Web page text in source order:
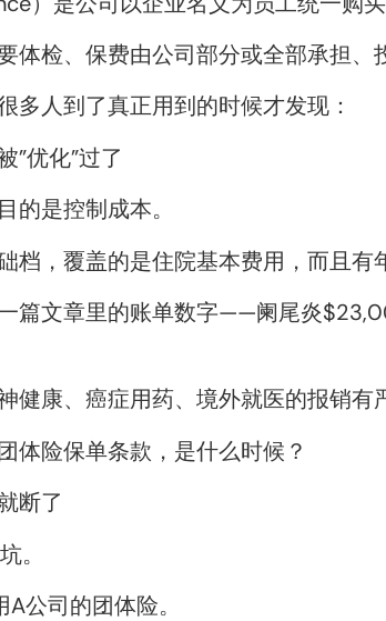
体检、保费由公司部分或全部承担、
多人到了真正用到的时候才发现：
”优化”过了
的是控制成本。
档，覆盖的是住院基本费用，而且
篇文章里的账单数字——阑尾炎
健康、癌症用药、境外就医的报销有
体险保单条款，是什么时候？
断了
。
公司的团体险。